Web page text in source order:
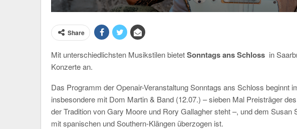
Share
Mit unterschiedlichsten Musikstilen bietetSonntags ans Schloss in
Konzerte an.
Das Programm der Openair-Veranstaltung Sonntags ans Schloss beginnt
insbesondere mit Dom Martin & Band (12.07.) – sieben Mal Preisträger
der Tradition von Gary Moore und Rory Gallagher steht –, und dem Susan
mit spanischen und Southern-Klängen überzogen ist.